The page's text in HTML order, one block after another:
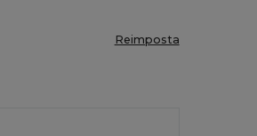
Reimposta